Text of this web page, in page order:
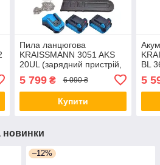
Пила ланцюгова
KRAISSMANN 3051 AKS
20UL (зарядний пристрій,
мАг) Німеччина
5 799₴ 6 090 ₴
Купити
BL
5
новинки
–12%